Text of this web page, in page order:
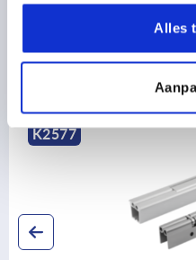
Alles
Ontdek ons